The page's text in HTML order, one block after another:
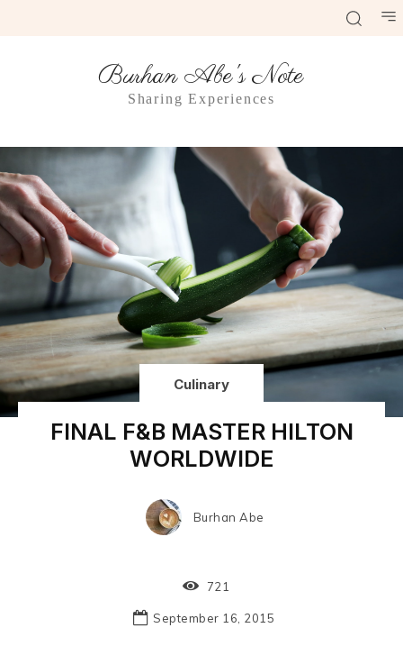
Burhan Abe's Note
Sharing Experiences
Culinary
FINAL F&B MASTER HILTON
WORLDWIDE
Burhan Abe
721
September 16, 2015